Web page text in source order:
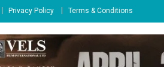
Privacy Policy Terms & Conditions